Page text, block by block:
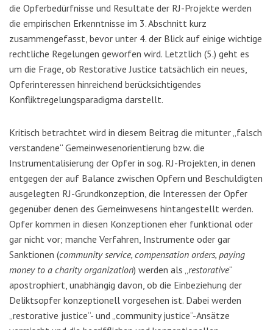
die Opferbedürfnisse und Resultate der RJ-Projekte werden
die empirischen Erkenntnisse im 3. Abschnitt kurz
zusammengefasst, bevor unter 4. der Blick auf einige wichtige
rechtliche Regelungen geworfen wird. Letztlich (5.) geht es
um die Frage, ob Restorative Justice tatsächlich ein neues,
Opferinteressen hinreichend berücksichtigendes
Konfliktregelungsparadigma darstellt.
Kritisch betrachtet wird in diesem Beitrag die mitunter „falsch
verstandene“ Gemeinwesenorientierung bzw. die
Instrumentalisierung der Opfer in sog. RJ-Projekten, in denen
entgegen der auf Balance zwischen Opfern und Beschuldigten
ausgelegten RJ-Grundkonzeption, die Interessen der Opfer
gegenüber denen des Gemeinwesens hintangestellt werden.
Opfer kommen in diesen Konzeptionen eher funktional oder
gar nicht vor; manche Verfahren, Instrumente oder gar
Sanktionen (community service, compensation orders, paying
money to a charity organization) werden als „ restorative“
apostrophiert, unabhängig davon, ob die Einbeziehung der
Deliktsopfer konzeptionell vorgesehen ist. Dabei werden
„restorative justice“- und „community justice“-Ansätze